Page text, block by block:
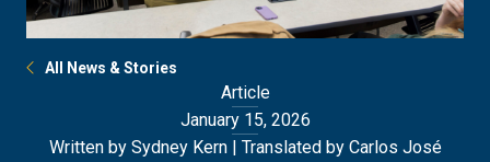
All News & Stories
Article
January 15, 2026
Written by Sydney Kern | Translated by Carlos José